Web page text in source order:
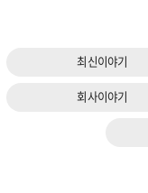
최신이야기
회사이야기